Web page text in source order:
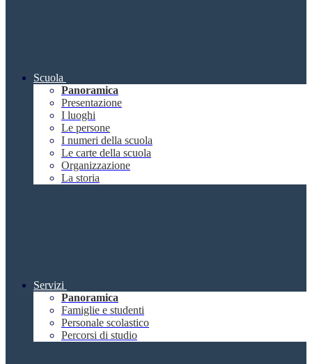
Scuola
Panoramica
Presentazione
I luoghi
Le persone
I numeri della scuola
Le carte della scuola
Organizzazione
La storia
Servizi
Panoramica
Famiglie e studenti
Personale scolastico
Percorsi di studio